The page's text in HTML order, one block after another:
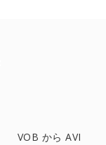
VOB から AVI